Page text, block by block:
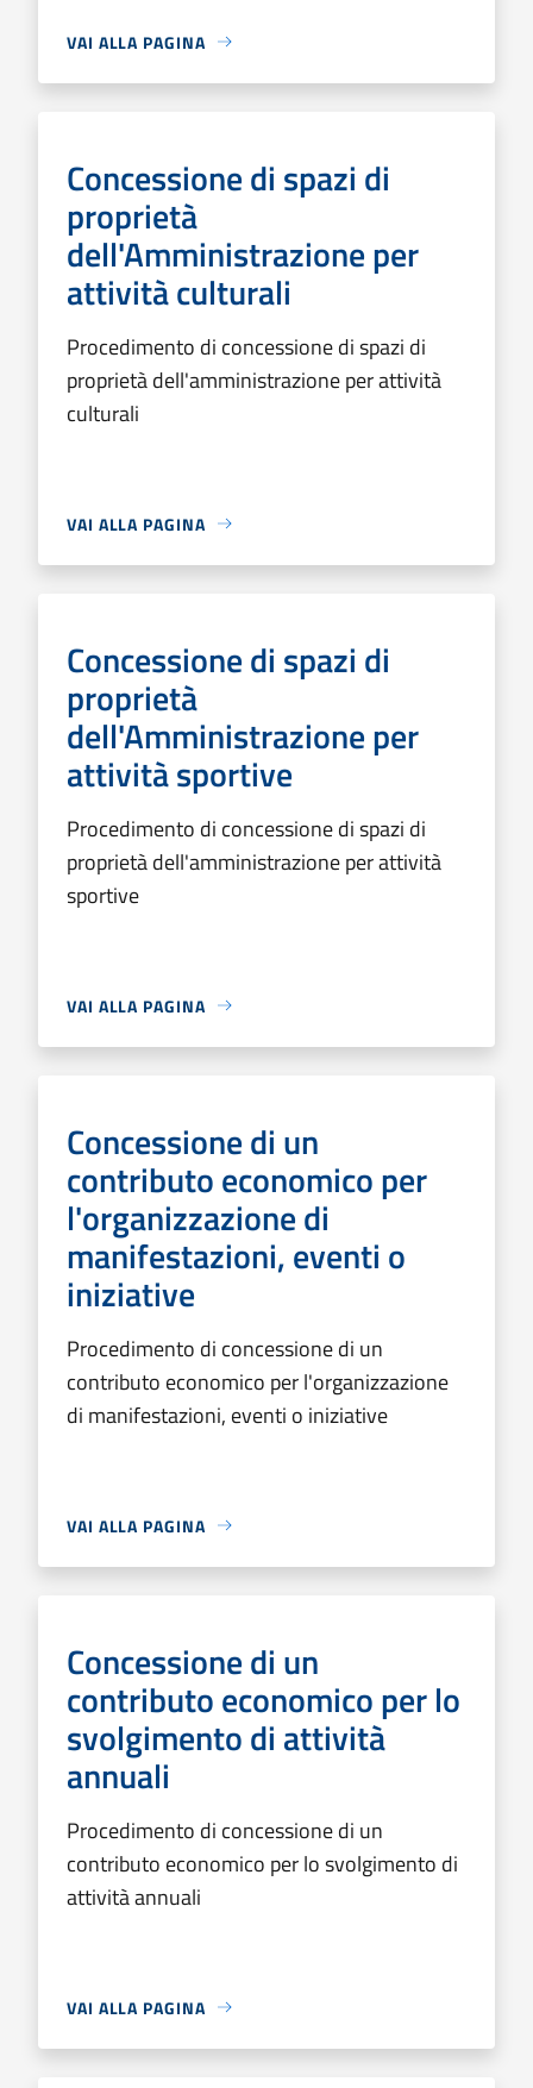
VAI ALLA PAGINA
Concessione di spazi di
proprietà
dell'Amministrazione per
attività culturali
Procedimento di concessione di spazi di
proprietà dell'amministrazione per attività
culturali
VAI ALLA PAGINA
Concessione di spazi di
proprietà
dell'Amministrazione per
attività sportive
Procedimento di concessione di spazi di
proprietà dell'amministrazione per attività
sportive
VAI ALLA PAGINA
Concessione di un
contributo economico per
l'organizzazione di
manifestazioni, eventi o
iniziative
Procedimento di concessione di un
contributo economico per l'organizzazione
di manifestazioni, eventi o iniziative
VAI ALLA PAGINA
Concessione di un
contributo economico per lo
svolgimento di attività
annuali
Procedimento di concessione di un
contributo economico per lo svolgimento di
attività annuali
VAI ALLA PAGINA